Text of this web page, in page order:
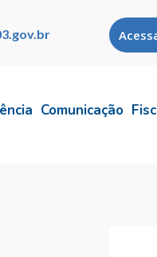
Comunicação